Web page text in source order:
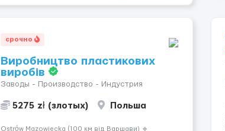
срочно
Виробництво пластикових
виробів
Заводы - Производство - Индустрия
5275 zł (злотых) Польша
Ostrów Mazowiecka (100 км від Варшави) 🔹